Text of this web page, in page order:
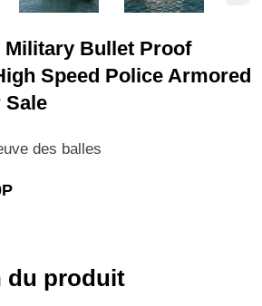
Military Bullet Proof
Speed Police Armored
Sale
des balles
du produit